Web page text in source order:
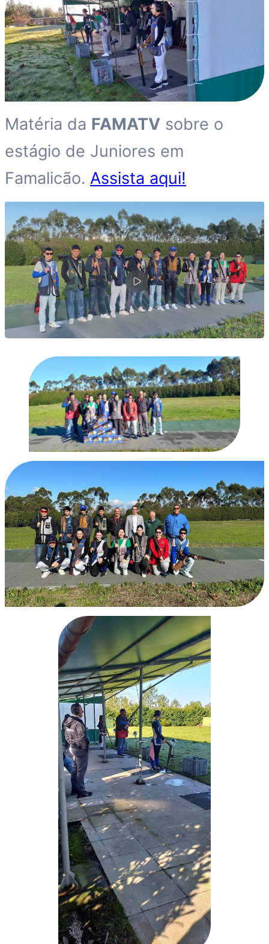
Matéria da FAMATV sobre o
estágio de Juniores em
Famalicão. Assista aqui!